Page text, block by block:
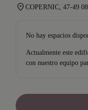
COPERNIC, 47-49
No hay espacios
Actualmente este
con nuestro equipo